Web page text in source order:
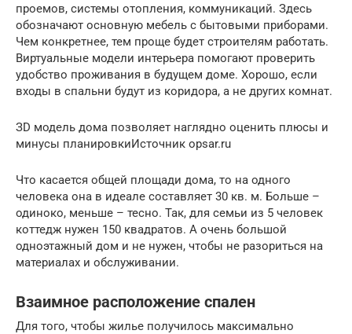
проемов, системы отопления, коммуникаций. Здесь
обозначают основную мебель с бытовыми приборами.
Чем конкретнее, тем проще будет строителям работать.
Виртуальные модели интерьера помогают проверить
удобство проживания в будущем доме. Хорошо, если
входы в спальни будут из коридора, а не других комнат.
ЗD модель дома позволяет наглядно оценить плюсы и
минусы планировкиИсточник opsar.ru
Что касается общей площади дома, то на одного
человека она в идеале составляет 30 кв. м. Больше –
одиноко, меньше – тесно. Так, для семьи из 5 человек
коттедж нужен 150 квадратов. А очень большой
одноэтажный дом и не нужен, чтобы не разориться на
материалах и обслуживании.
Взаимное расположение спален
Для того, чтобы жилье получилось максимально